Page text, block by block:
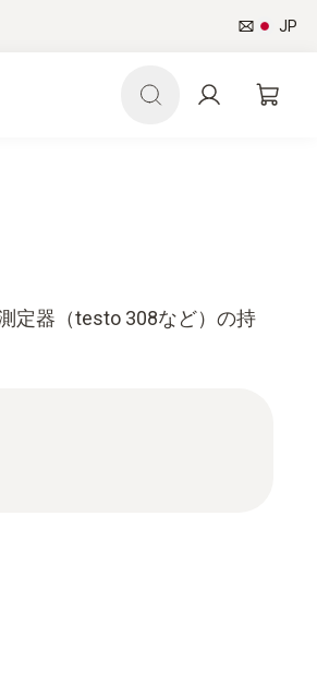
JP
定器（testo 308など）の持